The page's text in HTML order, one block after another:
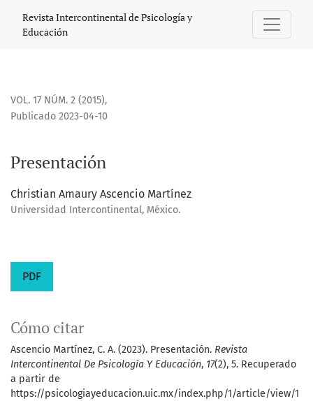
Revista Intercontinental de Psicología y
Educación
VOL. 17 NÚM. 2 (2015),
Presentación
Publicado 2023-04-10
Christian Amaury Ascencio Martínez
Universidad Intercontinental, México.
PDF
Cómo citar
Ascencio Martínez, C. A. (2023). Presentación. Revista
Intercontinental De Psicología Y Educación, 17(2), 5. Recuperado
a partir de
https://psicologiayeducacion.uic.mx/index.php/1/article/view/1